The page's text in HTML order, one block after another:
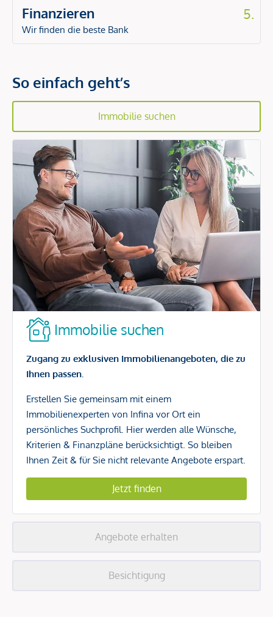
Finanzieren
Wir finden die beste Bank
5.
So einfach geht’s
Immobilie suchen
Immobilie suchen
Zugang zu exklusiven Immobilienangeboten, die zu
Ihnen passen.
Erstellen Sie gemeinsam mit einem
Immobilienexperten von Infina vor Ort ein
persönliches Suchprofil. Hier werden alle Wünsche,
Kriterien & Finanzpläne berücksichtigt. So bleiben
Ihnen Zeit & für Sie nicht relevante Angebote erspart.
Jetzt finden
Angebote erhalten
Besichtigung